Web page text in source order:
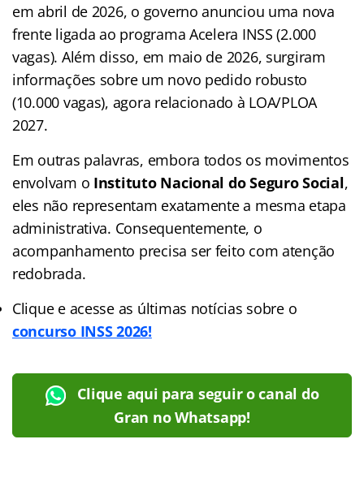
em abril de 2026, o governo anunciou uma nova
frente ligada ao programa Acelera INSS (2.000
vagas). Além disso, em maio de 2026, surgiram
informações sobre um novo pedido robusto
(10.000 vagas), agora relacionado à LOA/PLOA
2027.
Em outras palavras, embora todos os movimentos
envolvam o Instituto Nacional do Seguro Social,
eles não representam exatamente a mesma etapa
administrativa. Consequentemente, o
acompanhamento precisa ser feito com atenção
redobrada.
Clique e acesse as últimas notícias sobre o
concurso INSS 2026!
Clique aqui para seguir o canal do
Gran no Whatsapp!